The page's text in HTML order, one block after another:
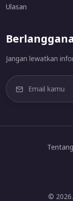
Ulasan
Jangan lewatkan
©